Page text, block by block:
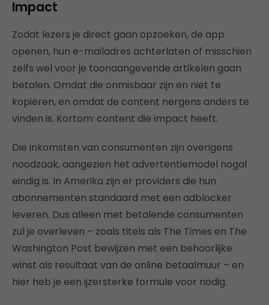
Impact
Zodat lezers je direct gaan opzoeken, de app
openen, hun e-mailadres achterlaten of misschien
zelfs wel voor je toonaangevende artikelen gaan
betalen. Omdat die onmisbaar zijn en niet te
kopiëren, en omdat de content nergens anders te
vinden is. Kortom: content die impact heeft.
Die inkomsten van consumenten zijn overigens
noodzaak, aangezien het advertentiemodel nogal
eindig is. In Amerika zijn er providers die hun
abonnementen standaard met een adblocker
leveren. Dus alleen met betalende consumenten
zul je overleven – zoals titels als The Times en The
Washington Post bewijzen met een behoorlijke
winst als resultaat van de online betaalmuur – en
hier heb je een ijzersterke formule voor nodig.